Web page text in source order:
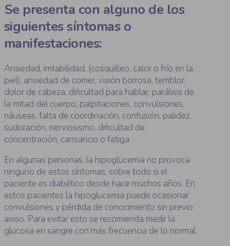
Se presenta con alguno de los
siguientes síntomas o
manifestaciones:
Ansiedad, irritabilidad, (cosquilleo, calor o frío en la
piel), ansiedad de comer, visión borrosa, temblor,
dolor de cabeza, dificultad para hablar, parálisis de
la mitad del cuerpo, palpitaciones, convulsiones,
náuseas, falta de coordinación, confusión, palidez,
sudoración, nerviosismo, dificultad de
concentración, cansancio o fatiga.
En algunas personas, la hipoglucemia no provoca
ninguno de estos síntomas, sobre todo si el
paciente es diabético desde hace muchos años. En
estos pacientes la hipoglucemia puede ocasionar
convulsiones y pérdida de conocimiento sin previo
aviso. Para evitar esto se recomienda medir la
glucosa en sangre con más frecuencia de lo normal.